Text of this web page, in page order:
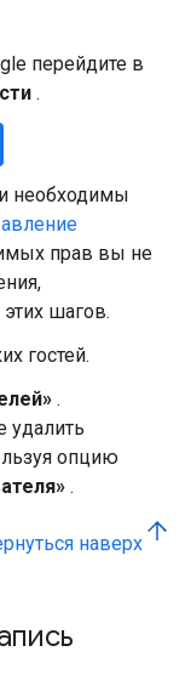
перейдите в
.
необходимы
прав вы не
шагов.
гостей.
.
удалить
опцию
.
наверх